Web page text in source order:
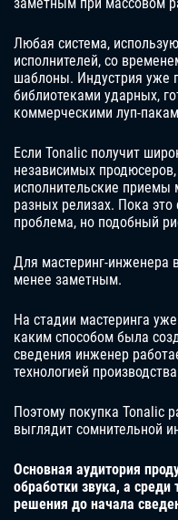
заметным при массовом
Любая система,
исполнителей, со
шаблоны. Индустрия уже
библиотеками ударных,
коммерческими луп-
Если Tonalic получит
независимых
исполнительские приемы
разных релизах. Пока это
проблема, но подобный
Для мастеринг-инженера
менее заметным.
На стадии мастеринга
каким способом была
сведения инженер
технологией
Поэтому покупка Tonalic
выглядит сомнительной
Основная аудитория
обработки звука, а
решения до начала